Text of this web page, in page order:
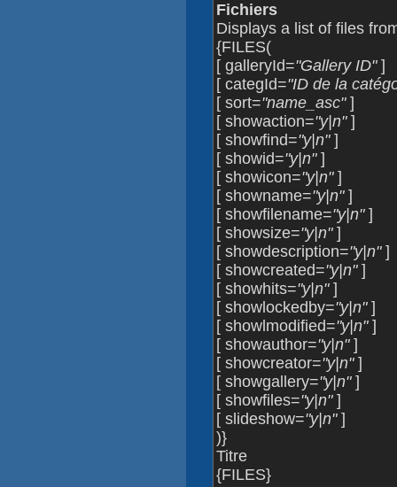
Fichiers
Displays a list of files
{FILES(
[ galleryId="Gallery ID"]
[ categId="ID de la
[ sort="name_asc"]
[ showaction="y|n"]
[ showfind="y|n"]
[ showid="y|n"]
[ showicon="y|n"]
[ showname="y|n"]
[ showfilename="y|n"]
[ showsize="y|n"]
[ showdescription="y|n"]
[ showcreated="y|n"]
[ showhits="y|n"]
[ showlockedby="y|n"]
[ showlmodified="y|n"]
[ showauthor="y|n"]
[ showcreator="y|n"]
[ showgallery="y|n"]
[ showfiles="y|n"]
[ slideshow="y|n"]
)}
Titre
{FILES}